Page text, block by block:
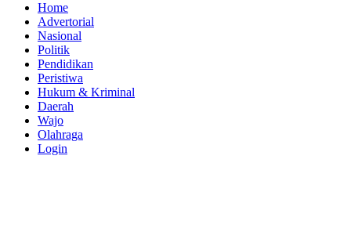
Home
Advertorial
Nasional
Politik
Pendidikan
Peristiwa
Hukum & Kriminal
Daerah
Wajo
Olahraga
Login